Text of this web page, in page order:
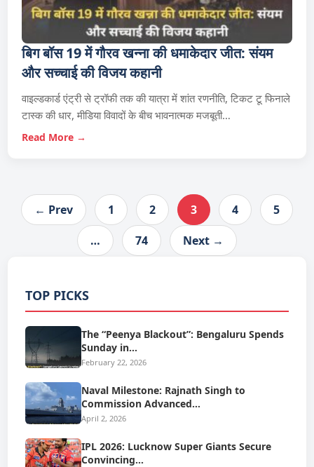
बिग बॉस 19 में गौरव खन्ना की धमाकेदार जीत: संयम
और सच्चाई की विजय कहानी
वाइल्डकार्ड एंट्री से ट्रॉफी तक की यात्रा में शांत रणनीति, टिकट टू फिनाले
टास्क की धार, मीडिया विवादों के बीच भावनात्मक मजबूती…
Read More →
← Prev 1 2 3 4
5
…
74 Next →
TOP PICKS
The “Peenya Blackout”: Bengaluru Spends
Sunday in…
February 22, 2026
Naval Milestone: Rajnath Singh to
Commission Advanced…
April 2, 2026
IPL 2026: Lucknow Super Giants Secure
Convincing…